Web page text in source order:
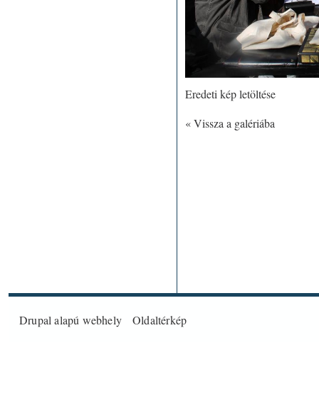
Eredeti kép letöltése
« Vissza a galériába
Drupal alapú webhely Oldaltérkép